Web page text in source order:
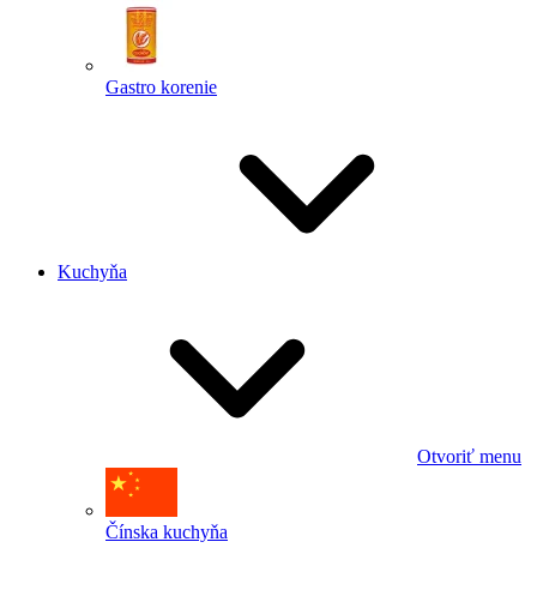
Gastro korenie
Kuchyňa
Otvoriť menu
Čínska kuchyňa